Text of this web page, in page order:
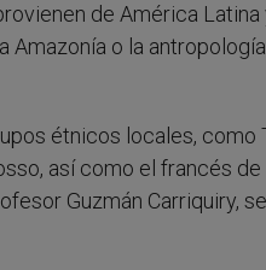
de América
Amazonía o la
étnicos locales, como
así como el francés
Guzmán Carriquiry,